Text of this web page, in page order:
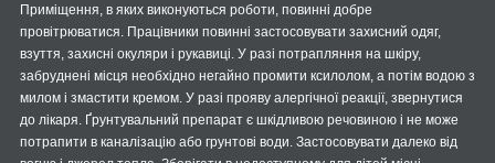
Приміщення, в яких виконуються роботи, повинні добре
провітрюватися. Працівники повинні застосовувати захисний одяг,
взуття, захисні окуляри і рукавиці. У разі потрапляння на шкіру,
забруднені місця необхідно негайно промити ксилолом, а потім водою з
милом і змастити кремом. У разі прояву алергічної реакції, звернутися
до лікаря. Ґрунтувальний препарат є шкідливою речовиною і не може
потрапити в каналізацію або грунтові води. Застосовувати далеко від